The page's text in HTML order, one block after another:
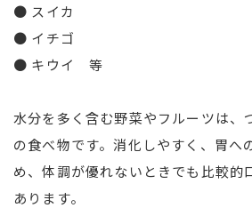
● スイカ
● イチゴ
● キウイ 等
水分を多く含む野菜やフルーツは、
の食べ物です。消化しやすく、胃へ
め、体調が優れないときでも比較的
あります。